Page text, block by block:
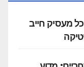
מעסיק חייב